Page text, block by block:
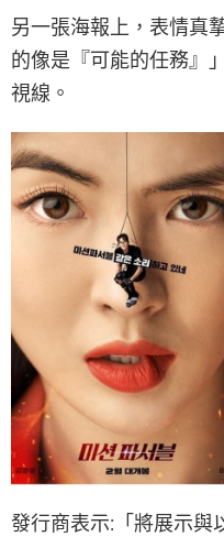
另一張海報上，表情真
的像是『可能的任務』
視線。
發行商表示:「將展示與